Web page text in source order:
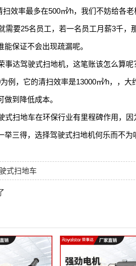
扫效率最多在500㎡∕h，我们不妨给各
需要25名员工，若一名员工月薪3千
能保证不会出现疏漏呢。
达驾驶式扫地机，这笔账该怎么算
例，它的清扫效率是13000㎡∕h，，
到降低成本。
扫地车在环保行业有里程碑作用，
举三得，选择驾驶式扫地机何乐而不为
式扫地车